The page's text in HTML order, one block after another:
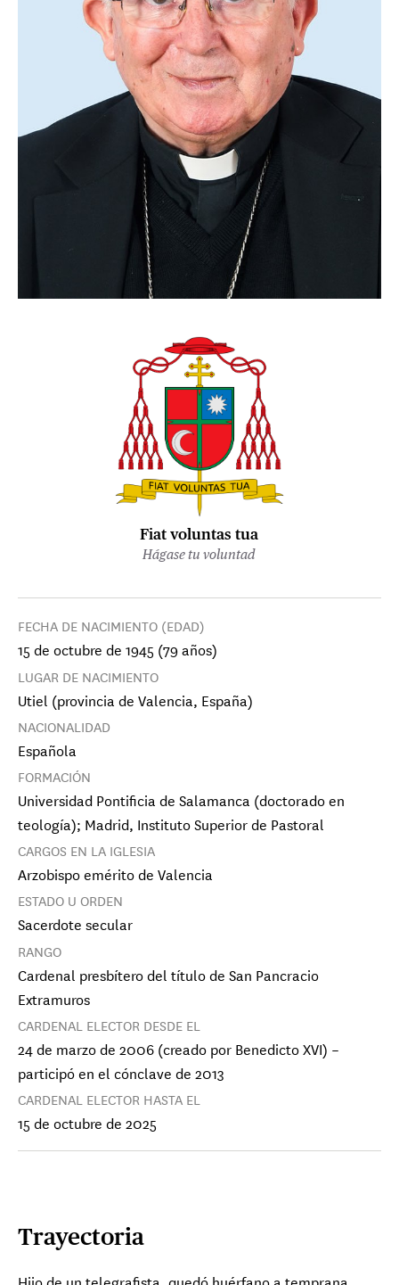
Fiat voluntas tua
Hágase tu voluntad
FECHA DE NACIMIENTO (EDAD)
15 de octubre de 1945 (79 años)
LUGAR DE NACIMIENTO
Utiel (provincia de Valencia, España)
NACIONALIDAD
Española
FORMACIÓN
Universidad Pontificia de Salamanca (doctorado en
teología); Madrid, Instituto Superior de Pastoral
CARGOS EN LA IGLESIA
Arzobispo emérito de Valencia
ESTADO U ORDEN
Sacerdote secular
RANGO
Cardenal presbítero del título de San Pancracio
Extramuros
CARDENAL ELECTOR DESDE EL
24 de marzo de 2006 (creado por Benedicto XVI) –
participó en el cónclave de 2013
CARDENAL ELECTOR HASTA EL
15 de octubre de 2025
Trayectoria